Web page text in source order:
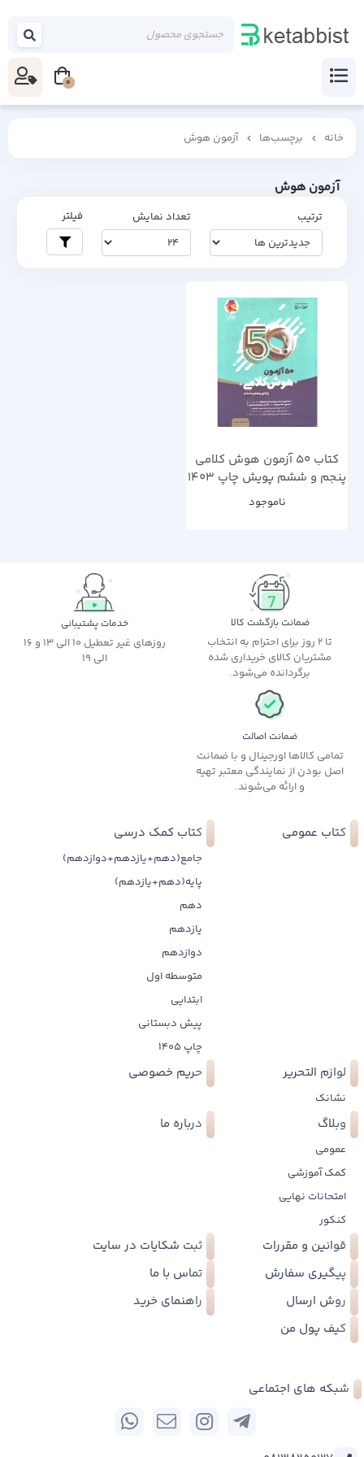
خانه برچسب‌ها آزمون هوش
آزمون هوش
ترتیب تعداد نمایش فیلتر
کتاب 50 آزمون هوش کلامی
پنجم و ششم پویش چاپ 1403
ناموجود
ضمانت بازگشت کالا
تا 2 روز برای احترام به انتخاب
مشتریان کالای خریداری شده
برگردانده می‌شود.
خدمات پشتیبانی
روزهای غیر تعطیل 10 الی 13 و 16
الی 19
ضمانت اصالت
تمامی کالاها اورجینال و با ضمانت
اصل بودن از نمایندگی معتبر تهیه
و ارائه می‌شوند.
کتاب عمومی کتاب کمک درسی
جامع(دهم+یازدهم+دوازدهم)
پایه(دهم+یازدهم)
دهم
یازدهم
دوازدهم
متوسطه اول
ابتدایی
پیش دبستانی
چاپ 1405
لوازم التحریر
نشانک
حریم خصوصی
وبلاگ
عمومی
کمک آموزشی
امتحانات نهایی
کنکور
درباره ما
قوانین و مقررات
ثبت شکایات در سایت
پیگیری سفارش
تماس با ما
روش ارسال
راهنمای خرید
کیف پول من
شبکه های اجتماعی
0